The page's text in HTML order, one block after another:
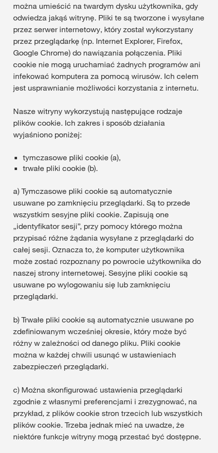
można umieścić na twardym dysku użytkownika, gdy
odwiedza jakąś witrynę. Pliki te są tworzone i wysyłane
przez serwer internetowy, który został wykorzystany
przez przeglądarkę (np. Internet Explorer, Firefox,
Google Chrome) do nawiązania połączenia. Pliki
cookie nie mogą uruchamiać żadnych programów ani
infekować komputera za pomocą wirusów. Ich celem
jest usprawnianie możliwości korzystania z internetu.
Nasze witryny wykorzystują następujące rodzaje
plików cookie. Ich zakres i sposób działania
wyjaśniono poniżej:
tymczasowe pliki cookie (a),
trwałe pliki cookie (b).
a) Tymczasowe pliki cookie są automatycznie
usuwane po zamknięciu przeglądarki. Są to przede
wszystkim sesyjne pliki cookie. Zapisują one
„identyfikator sesji”, przy pomocy którego można
przypisać różne żądania wysyłane z przeglądarki do
całej sesji. Oznacza to, że komputer użytkownika
może zostać rozpoznany po powrocie użytkownika do
naszej strony internetowej. Sesyjne pliki cookie są
usuwane po wylogowaniu się lub zamknięciu
przeglądarki.
b) Trwałe pliki cookie są automatycznie usuwane po
zdefiniowanym wcześniej okresie, który może być
różny w zależności od danego pliku. Pliki cookie
można w każdej chwili usunąć w ustawieniach
zabezpieczeń przeglądarki.
c) Można skonfigurować ustawienia przeglądarki
zgodnie z własnymi preferencjami i zrezygnować, na
przykład, z plików cookie stron trzecich lub wszystkich
plików cookie. Trzeba jednak mieć na uwadze, że
niektóre funkcje witryny mogą przestać być dostępne.